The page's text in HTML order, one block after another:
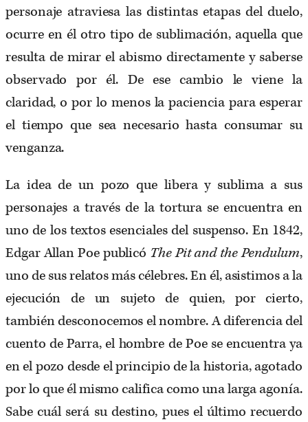
personaje atraviesa las distintas etapas del duelo,
ocurre en él otro tipo de sublimación, aquella que
resulta de mirar el abismo directamente y saberse
observado por él. De ese cambio le viene la
claridad, o por lo menos la paciencia para esperar
el tiempo que sea necesario hasta consumar su
venganza.
La idea de un pozo que libera y sublima a sus
personajes a través de la tortura se encuentra en
uno de los textos esenciales del suspenso. En 1842,
Edgar Allan Poe publicó The Pit and the Pendulum,
uno de sus relatos más célebres. En él, asistimos a la
ejecución de un sujeto de quien, por cierto,
también desconocemos el nombre. A diferencia del
cuento de Parra, el hombre de Poe se encuentra ya
en el pozo desde el principio de la historia, agotado
por lo que él mismo califica como una larga agonía.
Sabe cuál será su destino, pues el último recuerdo